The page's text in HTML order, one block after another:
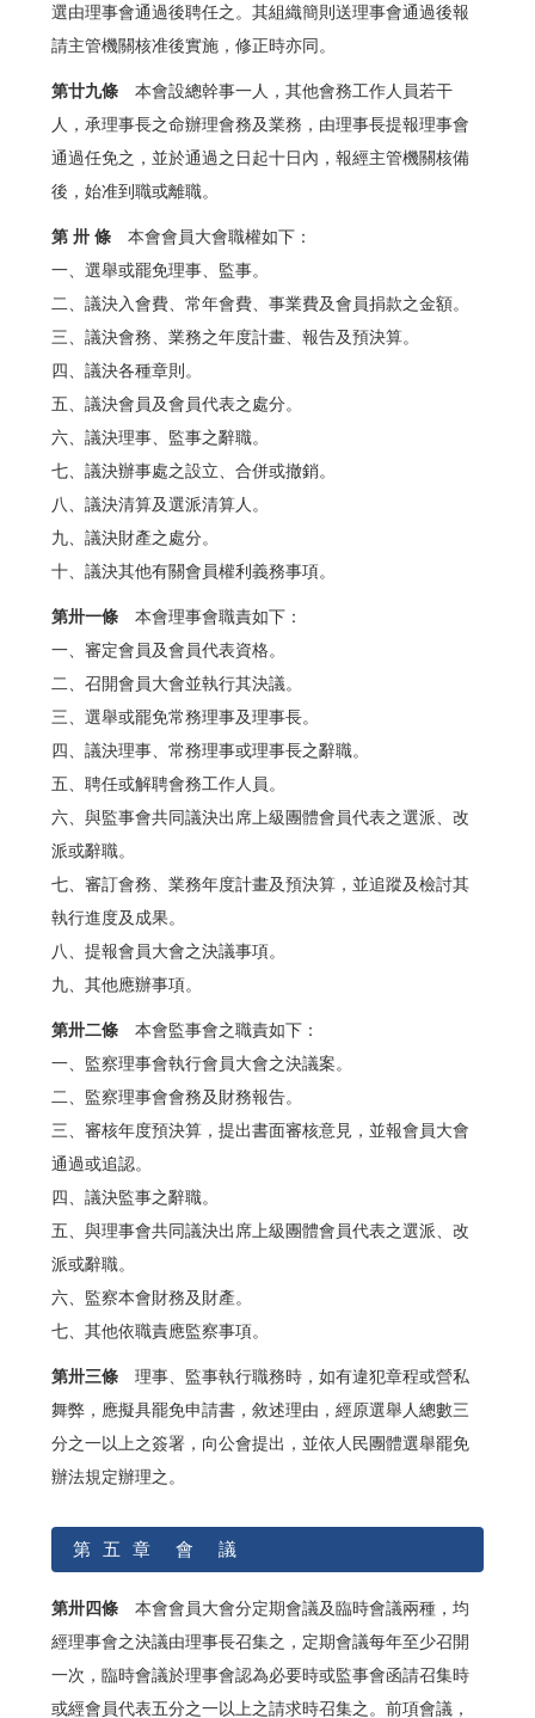
選由理事會通過後聘任之。其組織簡則送理事會通過後報
請主管機關核准後實施，修正時亦同。
第廿九條本會設總幹事一人，其他會務工作人員若干
人，承理事長之命辦理會務及業務，由理事長提報理事會
通過任免之，並於通過之日起十日內，報經主管機關核備
後，始准到職或離職。
第 卅 條本會會員大會職權如下：
一、選舉或罷免理事、監事。
二、議決入會費、常年會費、事業費及會員捐款之金額。
三、議決會務、業務之年度計畫、報告及預決算。
四、議決各種章則。
五、議決會員及會員代表之處分。
六、議決理事、監事之辭職。
七、議決辦事處之設立、合併或撤銷。
八、議決清算及選派清算人。
九、議決財產之處分。
十、議決其他有關會員權利義務事項。
第卅一條本會理事會職責如下：
一、審定會員及會員代表資格。
二、召開會員大會並執行其決議。
三、選舉或罷免常務理事及理事長。
四、議決理事、常務理事或理事長之辭職。
五、聘任或解聘會務工作人員。
六、與監事會共同議決出席上級團體會員代表之選派、改
派或辭職。
七、審訂會務、業務年度計畫及預決算，並追蹤及檢討其
執行進度及成果。
八、提報會員大會之決議事項。
九、其他應辦事項。
第卅二條本會監事會之職責如下：
一、監察理事會執行會員大會之決議案。
二、監察理事會會務及財務報告。
三、審核年度預決算，提出書面審核意見，並報會員大會
通過或追認。
四、議決監事之辭職。
五、與理事會共同議決出席上級團體會員代表之選派、改
派或辭職。
六、監察本會財務及財產。
七、其他依職責應監察事項。
第卅三條理事、監事執行職務時，如有違犯章程或營私
舞弊，應擬具罷免申請書，敘述理由，經原選舉人總數三
分之一以上之簽署，向公會提出，並依人民團體選舉罷免
辦法規定辦理之。
第 五 章 會 議
第卅四條本會會員大會分定期會議及臨時會議兩種，均
經理事會之決議由理事長召集之，定期會議每年至少召開
一次，臨時會議於理事會認為必要時或監事會函請召集時
或經會員代表五分之一以上之請求時召集之。前項會議，